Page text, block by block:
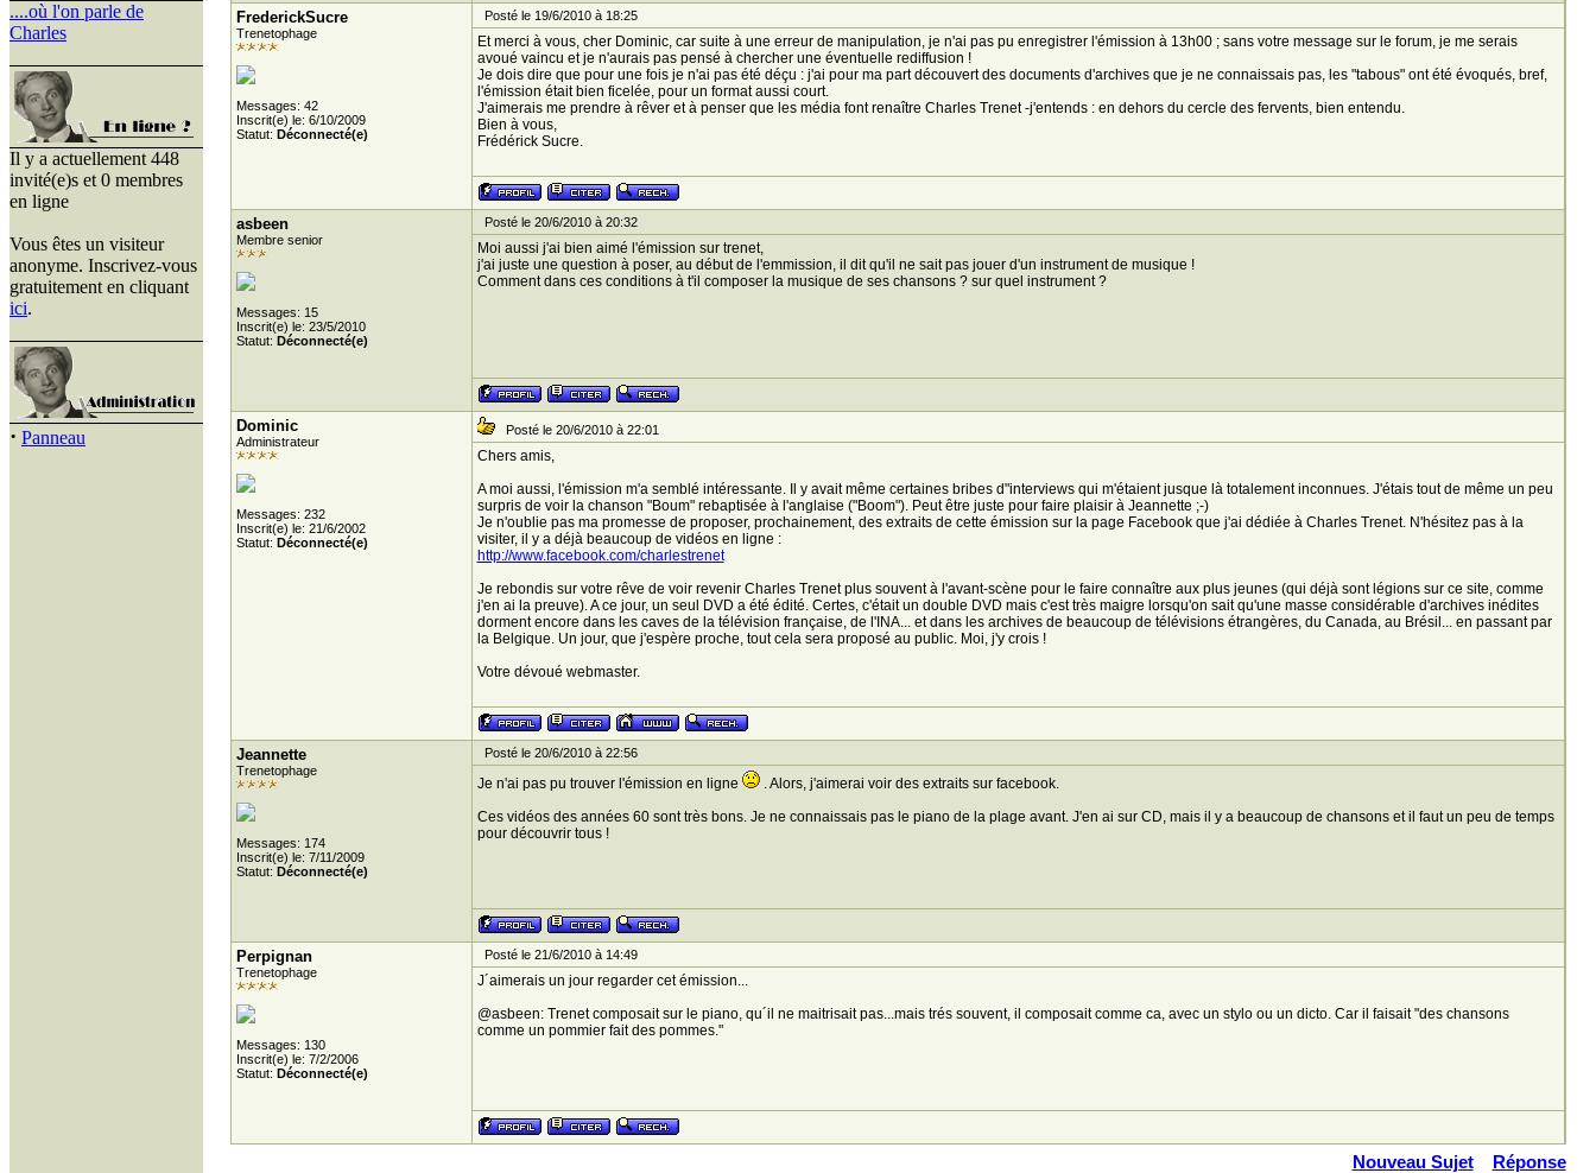
....où l'on parle de
Charles
Il y a actuellement 448
invité(e)s et 0 membres
en ligne
Vous êtes un visiteur
anonyme. Inscrivez-vous
gratuitement en cliquant
ici.
· Panneau
FrederickSucre
Trenetophage
Messages: 42
Inscrit(e) le: 6/10/2009
Statut: Déconnecté(e)
Posté le 19/6/2010 à 18:25
Et merci à vous, cher Dominic, car suite à une erreur de manipulation, je n'ai pas pu enregistrer l'émission à 13h00 ; sans votre message sur le forum, je me serais
avoué vaincu et je n'aurais pas pensé à chercher une éventuelle rediffusion !
Je dois dire que pour une fois je n'ai pas été déçu : j'ai pour ma part découvert des documents d'archives que je ne connaissais pas, les "tabous" ont été évoqués, bref,
l'émission était bien ficelée, pour un format aussi court.
J'aimerais me prendre à rêver et à penser que les média font renaître Charles Trenet -j'entends : en dehors du cercle des fervents, bien entendu.
Bien à vous,
Frédérick Sucre.
asbeen
Membre senior
Messages: 15
Inscrit(e) le: 23/5/2010
Statut: Déconnecté(e)
Posté le 20/6/2010 à 20:32
Moi aussi j'ai bien aimé l'émission sur trenet,
j'ai juste une question à poser, au début de l'emmission, il dit qu'il ne sait pas jouer d'un instrument de musique !
Comment dans ces conditions à t'il composer la musique de ses chansons ? sur quel instrument ?
Dominic
Administrateur
Messages: 232
Inscrit(e) le: 21/6/2002
Statut: Déconnecté(e)
Posté le 20/6/2010 à 22:01
Chers amis,
A moi aussi, l'émission m'a semblé intéressante. Il y avait même certaines bribes d"interviews qui m'étaient jusque là totalement inconnues. J'étais tout de même un peu
surpris de voir la chanson "Boum" rebaptisée à l'anglaise ("Boom"). Peut être juste pour faire plaisir à Jeannette ;-)
Je n'oublie pas ma promesse de proposer, prochainement, des extraits de cette émission sur la page Facebook que j'ai dédiée à Charles Trenet. N'hésitez pas à la
visiter, il y a déjà beaucoup de vidéos en ligne :
http://www.facebook.com/charlestrenet
Je rebondis sur votre rêve de voir revenir Charles Trenet plus souvent à l'avant-scène pour le faire connaître aux plus jeunes (qui déjà sont légions sur ce site, comme
j'en ai la preuve). A ce jour, un seul DVD a été édité. Certes, c'était un double DVD mais c'est très maigre lorsqu'on sait qu'une masse considérable d'archives inédites
dorment encore dans les caves de la télévision française, de l'INA... et dans les archives de beaucoup de télévisions étrangères, du Canada, au Brésil... en passant par
la Belgique. Un jour, que j'espère proche, tout cela sera proposé au public. Moi, j'y crois !
Votre dévoué webmaster.
Jeannette
Trenetophage
Messages: 174
Inscrit(e) le: 7/11/2009
Statut: Déconnecté(e)
Posté le 20/6/2010 à 22:56
Je n'ai pas pu trouver l'émission en ligne
. Alors, j'aimerai voir des extraits sur facebook.
Ces vidéos des années 60 sont très bons. Je ne connaissais pas le piano de la plage avant. J'en ai sur CD, mais il y a beaucoup de chansons et il faut un peu de temps
pour découvrir tous !
Perpignan
Trenetophage
Messages: 130
Inscrit(e) le: 7/2/2006
Statut: Déconnecté(e)
Posté le 21/6/2010 à 14:49
J´aimerais un jour regarder cet émission...
@asbeen: Trenet composait sur le piano, qu´il ne maitrisait pas...mais trés souvent, il composait comme ca, avec un stylo ou un dicto. Car il faisait "des chansons
comme un pommier fait des pommes."
Nouveau Sujet Réponse